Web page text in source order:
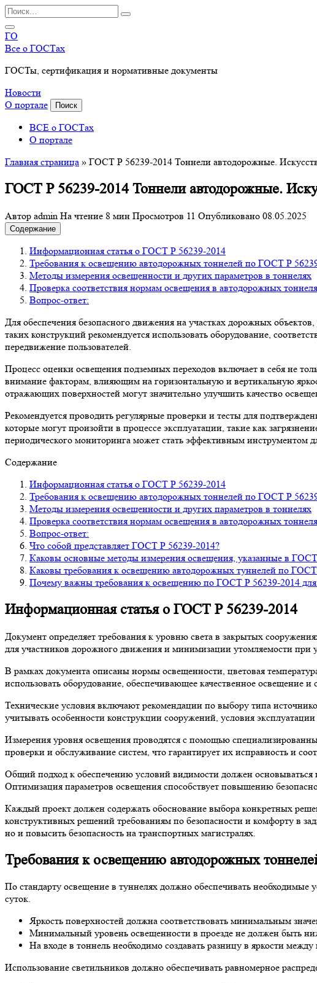
Перейти
к
содержанию
Search
for:
ГО
Все о ГОСТах
ГОСТы, сертификация и нормативные документы
Новости
О портале
Поиск
ВСЕ о ГОСТах
О портале
Главная страница » ГОСТ Р 56239-2014 Тоннели автодорожные.
ГОСТ Р 56239-2014 Тоннели автодорожные.
Автор admin На чтение 8 мин Просмотров 11 Опубликовано 08.05.2025
Содержание
Информационная статья о ГОСТ Р 56239-2014
Требования к освещению автодорожных тоннелей по ГОСТ Р
Методы измерения освещенности и других параметров в тоннелях
Проверка соответствия нормам освещения в автодорожных
Вопрос-ответ:
Для обеспечения безопасного движения на участках дорожных
таких конструкций рекомендуется использовать оборудование,
передвижение пользователей.
Процесс оценки освещения подземных переходов включает в себя не
внимание факторам, влияющим на горизонтальную и вертикальную
отражающих поверхностей могут значительно улучшить качество
Рекомендуется проводить регулярные проверки и тесты для
которые могут произойти в процессе эксплуатации, такие как
периодического мониторинга может стать эффективным инструментом
Содержание
Информационная статья о ГОСТ Р 56239-2014
Требования к освещению автодорожных тоннелей по ГОСТ Р
Методы измерения освещенности и других параметров в тоннелях
Проверка соответствия нормам освещения в автодорожных
Вопрос-ответ:
Что собой представляет ГОСТ Р 56239-2014?
Каковы основные методы измерения освещения, указанные в
Каковы требования к освещению автодорожных туннелей по
Почему важны требования к освещению по ГОСТ Р 56239-2014 для
Информационная статья о ГОСТ Р 56239-2014
Документ определяет требования к уровню света в закрытых
для участников дорожного движения и минимизации утомляемости при
В рамках документа описаны нормы освещенности, цветовая
использовать оборудование, обеспечивающее качественное освещение
Технические условия включают рекомендации по выбору типа
учитывать особенности конструкции сооружений, условия эксплуатации
Измерения уровня освещения проводятся с помощью
проверки и обслуживание систем, что гарантирует их исправность и
Общий подход к обеспечению условий видимости должен основываться
Оптимизация параметров освещения способствует повышению
Каждый проект должен содержать обоснование выбора конкретных
конструктивных решений требованиям по безопасности и комфорту в
но и повысить безопасность на транспортных магистралях.
Требования к освещению автодорожных
По стандарту освещение в туннелях должно обеспечивать
суток.
Яркость поверхностей должна соответствовать минимальным
Минимальный уровень освещенности в проезде не должен быть
На входе в тоннель необходимо создавать разницу в яркости
Использование светильников должно обеспечивать равномерное